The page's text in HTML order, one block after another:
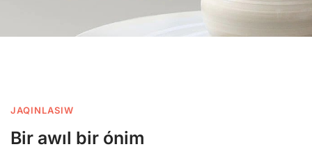
JAQINLASIW
Bir awıl bir ónim